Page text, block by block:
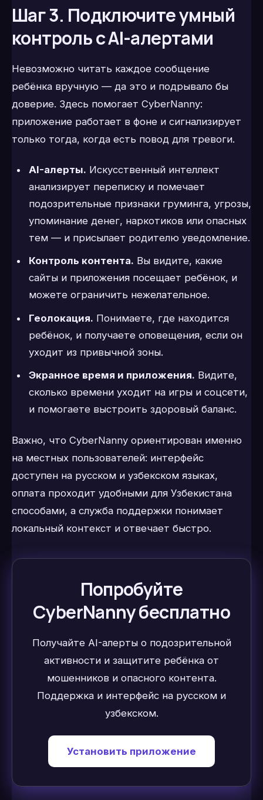
Шаг 3. Подключите умный
контроль с AI-алертами
Невозможно читать каждое сообщение
ребёнка вручную — да это и подрывало бы
доверие. Здесь помогает CyberNanny:
приложение работает в фоне и сигнализирует
только тогда, когда есть повод для тревоги.
AI-алерты. Искусственный интеллект
анализирует переписку и помечает
подозрительные признаки груминга, угрозы,
упоминание денег, наркотиков или опасных
тем — и присылает родителю уведомление.
Контроль контента. Вы видите, какие
сайты и приложения посещает ребёнок, и
можете ограничить нежелательное.
Геолокация. Понимаете, где находится
ребёнок, и получаете оповещения, если он
уходит из привычной зоны.
Экранное время и приложения. Видите,
сколько времени уходит на игры и соцсети,
и помогаете выстроить здоровый баланс.
Важно, что CyberNanny ориентирован именно
на местных пользователей: интерфейс
доступен на русском и узбекском языках,
оплата проходит удобными для Узбекистана
способами, а служба поддержки понимает
локальный контекст и отвечает быстро.
Попробуйте
CyberNanny бесплатно
Получайте AI-алерты о подозрительной
активности и защитите ребёнка от
мошенников и опасного контента.
Поддержка и интерфейс на русском и
узбекском.
Установить приложение